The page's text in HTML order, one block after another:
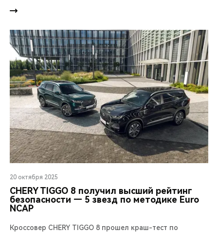
20 октября 2025
CHERY TIGGO 8 получил высший рейтинг
безопасности — 5 звезд по методике Euro
NCAP
Кроссовер CHERY TIGGO 8 прошел краш-тест по